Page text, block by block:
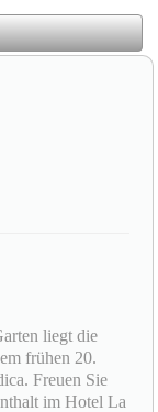
liegt die
frühen 20.
Freuen Sie
im Hotel La